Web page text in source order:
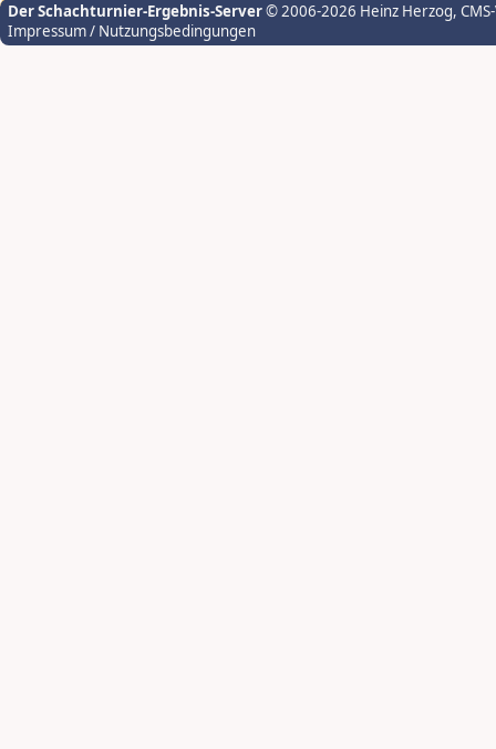
Der Schachturnier-Ergebnis-Server© 2006-2026 Heinz Herzog,
Impressum / Nutzungsbedingungen